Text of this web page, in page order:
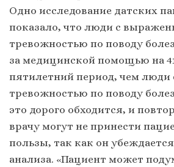
Одно исследование датских
показало, что люди с
тревожностью по поводу
за медицинской помощью на
пятилетний период, чем люди
тревожностью по поводу
это дорого обходится, и
врачу могут не принести
пользы, так как он
анализа. «Пациент может